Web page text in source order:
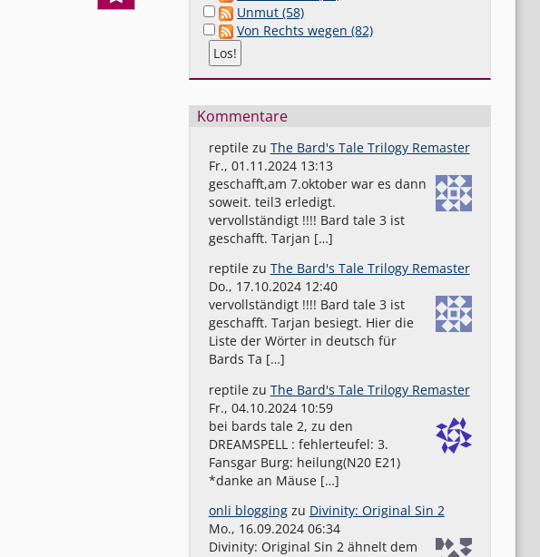
Unmut (58)
Von Rechts wegen (82)
Kommentare
reptilezu The Bard's Tale Trilogy Remaster
Fr., 01.11.2024 13:13
geschafft,am 7.oktober war es dann
soweit. teil3 erledigt.
vervollständigt !!!! Bard tale 3 ist
geschafft. Tarjan […]
reptilezu The Bard's Tale Trilogy Remaster
Do., 17.10.2024 12:40
vervollständigt !!!! Bard tale 3 ist
geschafft. Tarjan besiegt. Hier die
Liste der Wörter in deutsch für
Bards Ta […]
reptilezu The Bard's Tale Trilogy Remaster
Fr., 04.10.2024 10:59
bei bards tale 2, zu den
DREAMSPELL : fehlerteufel: 3.
Fansgar Burg: heilung(N20 E21)
*danke an Mäuse […]
onli bloggingzu Divinity: Original Sin 2
Mo., 16.09.2024 06:34
Divinity: Original Sin 2 ähnelt dem